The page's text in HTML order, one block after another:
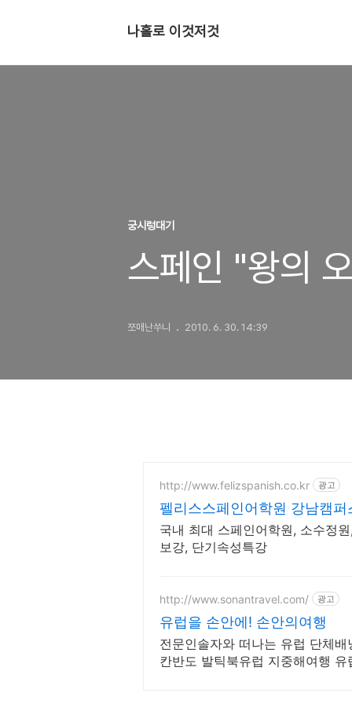
나홀로 이것저것
궁시렁대기
스페인 "왕
쪼매난쑤니 2010. 6. 30. 14:39
http://www.felizspanish.co.kr 광고
펠리스스페인어학원 강남캠퍼
국내 최대 스페인어학원, 소수정
보강, 단기속성특강
http://www.sonantravel.com/ 광고
유럽을 손안에! 손안의여행
전문인솔자와 떠나는 유럽 단체
칸반도 발틱북유럽 지중해여행